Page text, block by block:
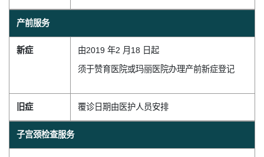
产前服务
新症 由2019 年2 月18 日起
须于赞育医院或玛丽医院办理产前新症登记
旧症 覆诊日期由医护人员安排
子宫颈检查服务